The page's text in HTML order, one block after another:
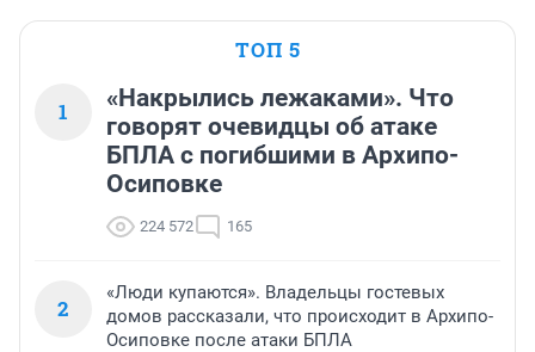
ТОП 5
1
«Накрылись лежаками». Что
говорят очевидцы об атаке
БПЛА с погибшими в Архипо-
Осиповке
224 572 165
2
«Люди купаются». Владельцы гостевых
домов рассказали, что происходит в Архипо-
Осиповке после атаки БПЛА